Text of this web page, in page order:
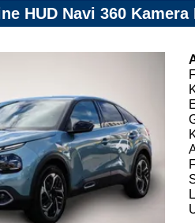
HUD Navi 360